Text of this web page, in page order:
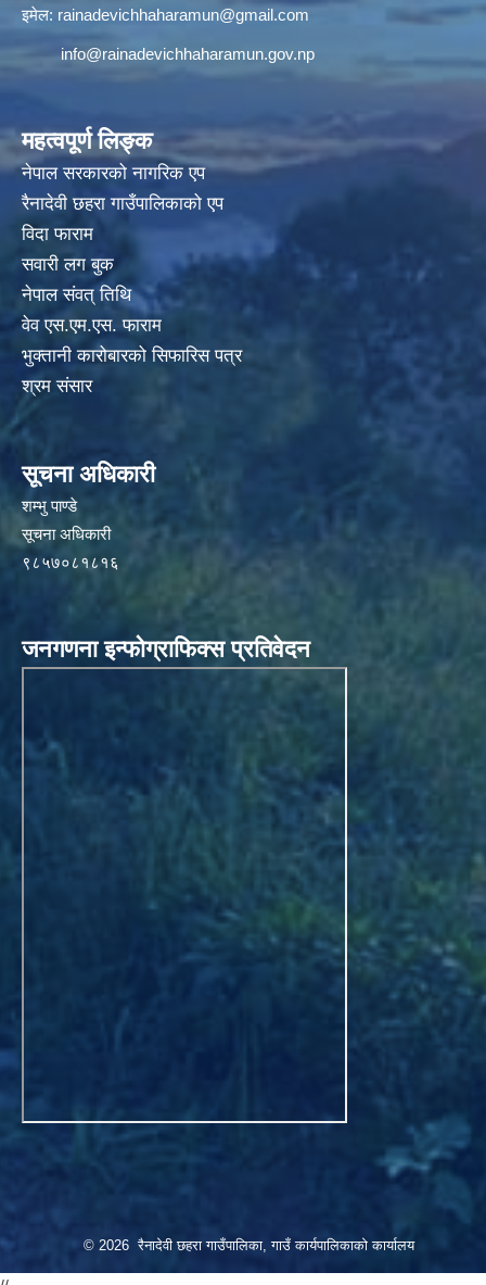
इमेल: rainadevichhaharamun@gmail.com
info@rainadevichhaharamun.gov.np
महत्वपूर्ण लिङ्क
नेपाल सरकारको नागरिक एप
रैनादेवी छहरा गाउँपालिकाको एप
विदा फाराम
सवारी लग बुक
नेपाल संवत् तिथि
वेव एस.एम.एस. फाराम
भुक्तानी कारोबारको सिफारिस पत्र
श्रम संसार
सूचना अधिकारी
शम्भु पाण्डे
सूचना अधिकारी
९८५७०८१८१६
जनगणना इन्फोग्राफिक्स प्रतिवेदन
© 2026 रैनादेवी छहरा गाउँपालिका, गाउँ कार्यपालिकाको कार्यालय